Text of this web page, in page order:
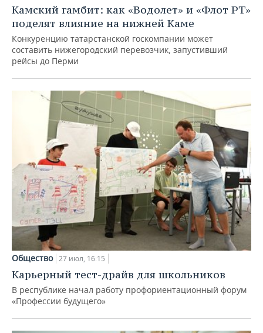
Камский гамбит: как «Водолет» и «Флот РТ»
поделят влияние на нижней Каме
Конкуренцию татарстанской госкомпании может
составить нижегородский перевозчик, запустивший
рейсы до Перми
Общество 27 июл, 16:15
Карьерный тест-драйв для школьников
В республике начал работу профориентационный форум
«Профессии будущего»